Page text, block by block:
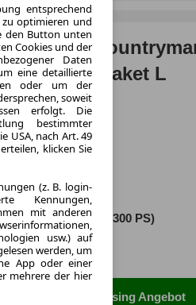
MINI
TRIM Paket L
1.2025
24 Monate
Laufzeit
ca. 221 kW (300 PS)
Leistung
Zum Leasing Angebot
entsprechend
optimieren und
den Button unten
Cookies und der
Daten
eine detaillierte
oder um der
soweit
erfolgt. Die
bestimmter
USA, nach Art. 49
klicken Sie
(z. B. login-
Kennungen,
mit anderen
usw.) auf
werden, um
App oder einer
mehrere der hier